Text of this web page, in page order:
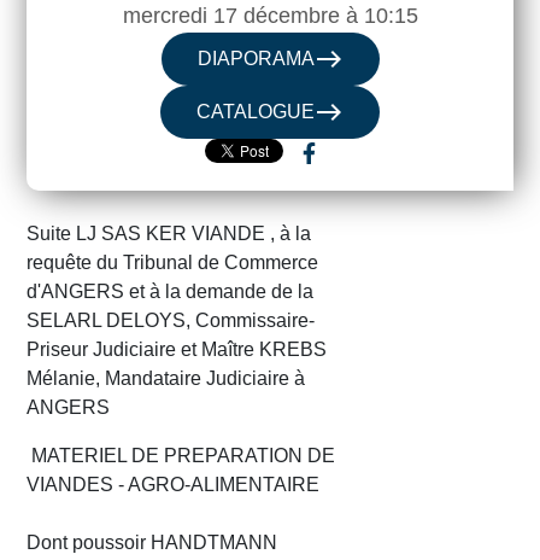
mercredi 17 décembre à 10:15
DIAPORAMAeast
CATALOGUEeast
Suite LJ SAS KER VIANDE , à la
requête du Tribunal de Commerce
d'ANGERS et à la demande de la
SELARL DELOYS, Commissaire-
Priseur Judiciaire et Maître KREBS
Mélanie, Mandataire Judiciaire à
ANGERS
MATERIEL DE PREPARATION DE
VIANDES - AGRO-ALIMENTAIRE
Dont poussoir HANDTMANN